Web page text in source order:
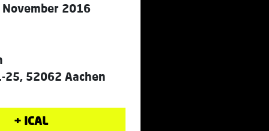
2016
25, 52062 Aachen
+ ICAL